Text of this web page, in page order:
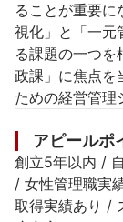
ることが重要
視化」と「一元
る課題の一つ
政課」に焦点を
ための経営管理
アピールポ
創立5年以内 /
/ 女性管理職実
取得実績あり /